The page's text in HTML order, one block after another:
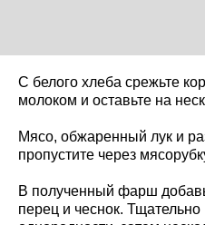
С белого хлеба срежьте
молоком и оставьте на
Мясо, обжаренный лук и
пропустите через
В полученный фарш
перец и чеснок.